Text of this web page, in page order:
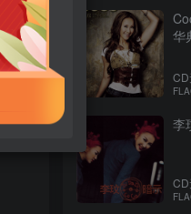
华
李